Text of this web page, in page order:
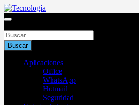
Saltar
al
Tecnología
Buscar
Aplicaciones
Office
WhatsApp
Hotmail
Seguridad